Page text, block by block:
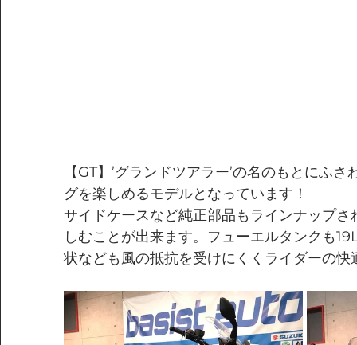
【GT】’グランドツアラー’の名のもとにふ
グを楽しめるモデルとなっています！
サイドケースなど純正部品もラインナップ
しむことが出来ます。フューエルタンクも
状なども風の抵抗を受けにくくライダーの快